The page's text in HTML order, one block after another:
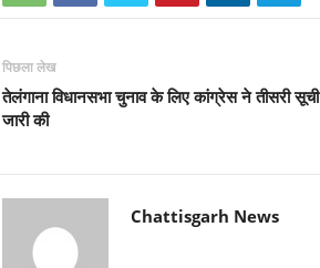
पिछला लेख
तेलंगाना विधानसभा चुनाव के लिए कांग्रेस ने तीसरी सूची
जारी की
Chattisgarh News